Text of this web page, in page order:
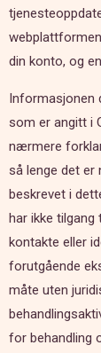
din konto, og
Informasjonen
som er angitt i
nærmere
så lenge det er
beskrevet i
har ikke
kontakte eller
forutgående
måte uten
for behandling